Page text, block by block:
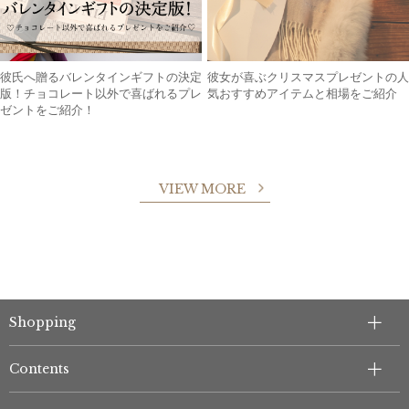
彼氏へ贈るバレンタインギフトの決定
版！チョコレート以外で喜ばれるプレ
ゼントをご紹介！
彼女が喜ぶクリスマスプレゼントの人
気おすすめアイテムと相場をご紹介
VIEW MORE
Shopping
Contents